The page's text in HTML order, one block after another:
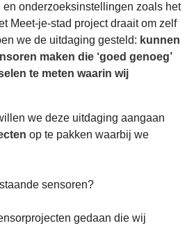
onderzoeksinstellingen zoals het
Meet-je-stad project draait om zelf
we de uitdaging gesteld: kunnen
maken die ‘goed genoeg’
te meten waarin wij
we deze uitdaging aangaan
op te pakken waarbij we
sensoren?
gedaan die wij